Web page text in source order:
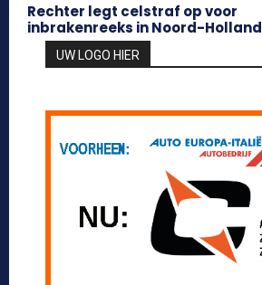
Rechter legt celstraf op voor
inbrakenreeks in Noord-Holland
UW LOGO HIER